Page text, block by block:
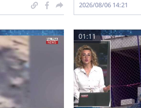
2026/08/06 14:21
01:11